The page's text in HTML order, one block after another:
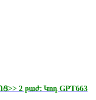
2 բաժ։ Կոդ GPT663